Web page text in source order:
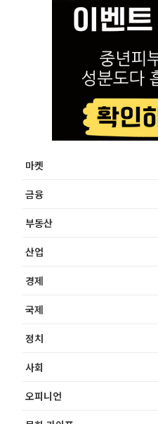
마켓
금융
부동산
산업
경제
국제
정치
사회
오피니언